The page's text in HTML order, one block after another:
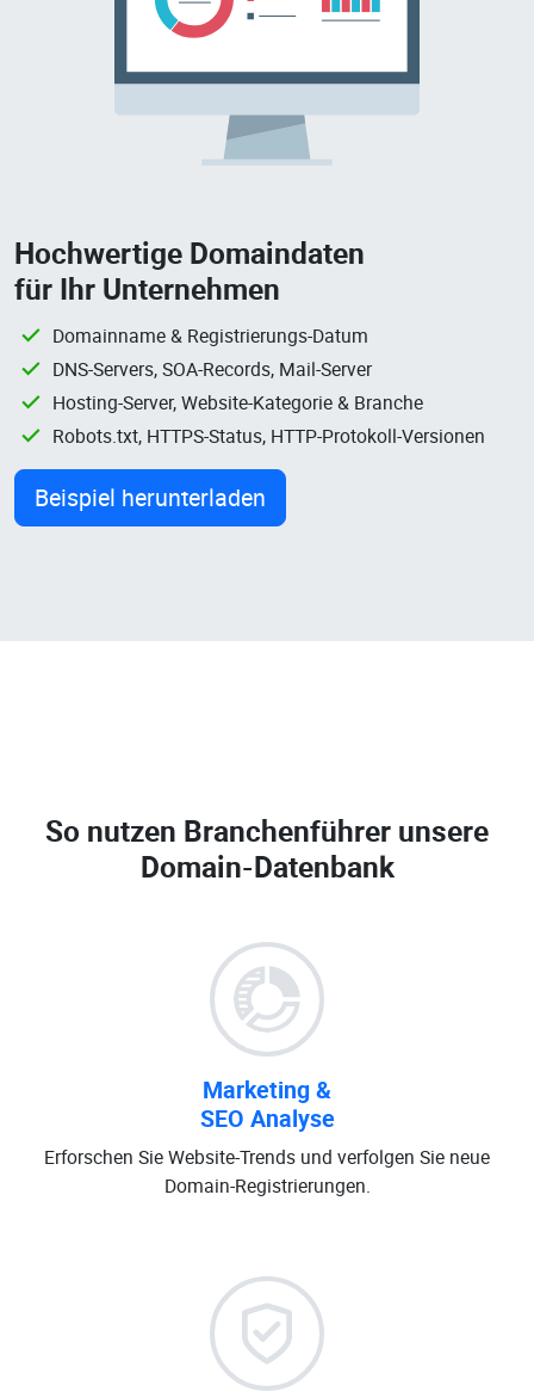
Hochwertige Domaindaten
für Ihr Unternehmen
Domainname & Registrierungs-Datum
DNS-Servers, SOA-Records, Mail-Server
Hosting-Server, Website-Kategorie & Branche
Robots.txt, HTTPS-Status, HTTP-Protokoll-Versionen
Beispiel herunterladen
So nutzen Branchenführer unsere
Domain-Datenbank
Marketing &
SEO Analyse
Erforschen Sie Website-Trends und verfolgen Sie neue
Domain-Registrierungen.